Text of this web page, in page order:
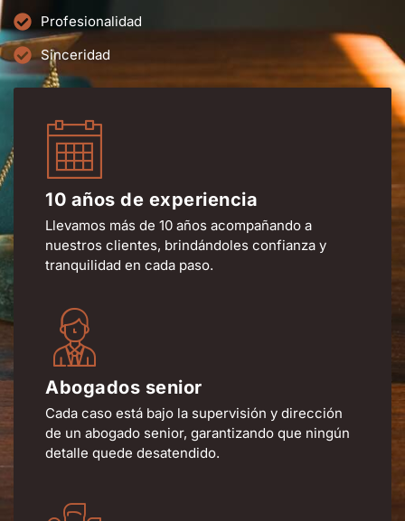
10 años de experiencia
Llevamos más de 10 años acompañando a
nuestros clientes, brindándoles confianza y
tranquilidad en cada paso.
Abogados senior
Cada caso está bajo la supervisión y dirección
de un abogado senior, garantizando que ningún
detalle quede desatendido.
Profesionalidad
Sinceridad